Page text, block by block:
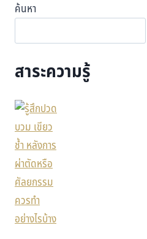
ค้นหา
สาระความรู้